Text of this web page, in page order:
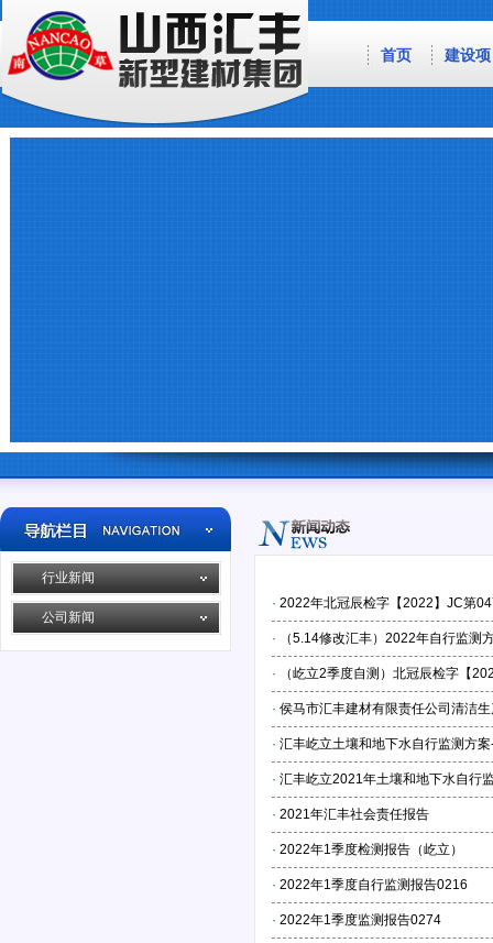
首页 建设
行业新闻
公司新闻
· 2022年北冠辰检字【2022】JC第
· （5.14修改汇丰）2022年自行监测
· （屹立2季度自测）北冠辰检字【
· 侯马市汇丰建材有限责任公司清洁
· 汇丰屹立土壤和地下水自行监测方
· 汇丰屹立2021年土壤和地下水自行
· 2021年汇丰社会责任报告
· 2022年1季度检测报告（屹立）
· 2022年1季度自行监测报告0216
· 2022年1季度监测报告0274